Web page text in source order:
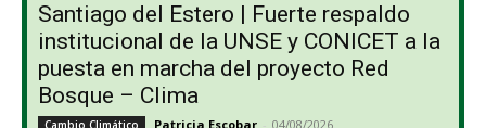
Santiago del Estero | Fuerte respaldo
institucional de la UNSE y CONICET a la
puesta en marcha del proyecto Red
Bosque – Clima
Patricia Escobar - 04/08/2026